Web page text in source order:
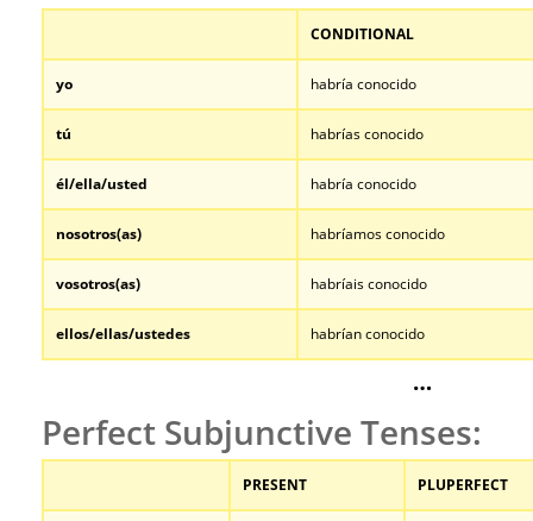
CONDITIONAL
yo habría conocido
tú habrías conocido
él/ella/usted habría conocido
nosotros(as) habríamos conocido
vosotros(as) habríais conocido
ellos/ellas/ustedes habrían conocido
…
Perfect Subjunctive Tenses:
PRESENT PLUPERFECT